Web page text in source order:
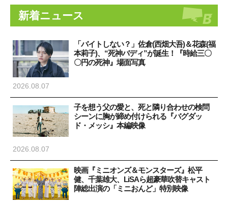
新着ニュース
「バイトしない？」佐倉(西畑大吾)＆花森(福
本莉子)、“死神バディ”が誕生！『時給三〇
〇円の死神』場面写真
2026.08.07
子を想う父の愛と、死と隣り合わせの検問
シーンに胸が締め付けられる『バグダッ
ド・メッシ』本編映像
2026.08.07
映画『ミニオンズ＆モンスターズ』松平
健、千葉雄大、LiSAら超豪華吹替キャスト
陣総出演の「ミニおんど」特別映像